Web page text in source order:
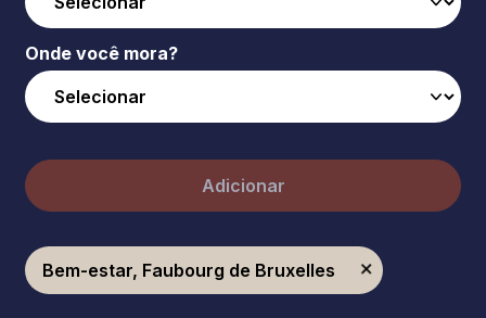
Onde você mora?
Adicionar
Bem-estar, Faubourg de Bruxelles